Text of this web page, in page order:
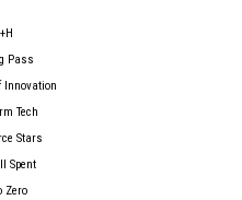
Pass
Innovation
Tech
Stars
Spent
Zero